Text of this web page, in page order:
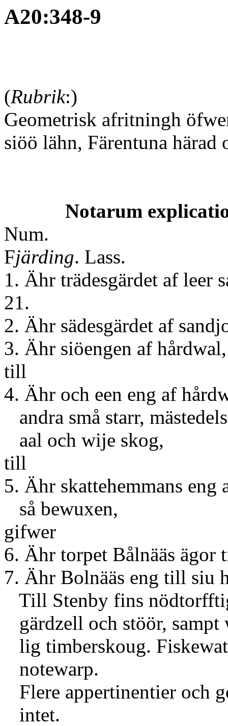
A20:348-9
(Rubrik:)
Geometrisk afritningh
siöö lähn, Färentuna härad
Notarum
Fjärding. Lass.
1. Ähr trädesgärdet af
21.
2. Ähr sädesgärdet af
3. Ähr siöengen af hårdwal,
till
4. Ähr och een eng af
andra små starr,
aal och wije skog,
till
5. Ähr skattehemmans
så bewuxen,
6. Ähr torpet Bålnääs ägor
7. Ähr Bolnääs eng till siu
Till Stenby fins
gärdzell och stöör, sampt
lig timberskoug.
notewarp.
Flere appertinentier och
intet.